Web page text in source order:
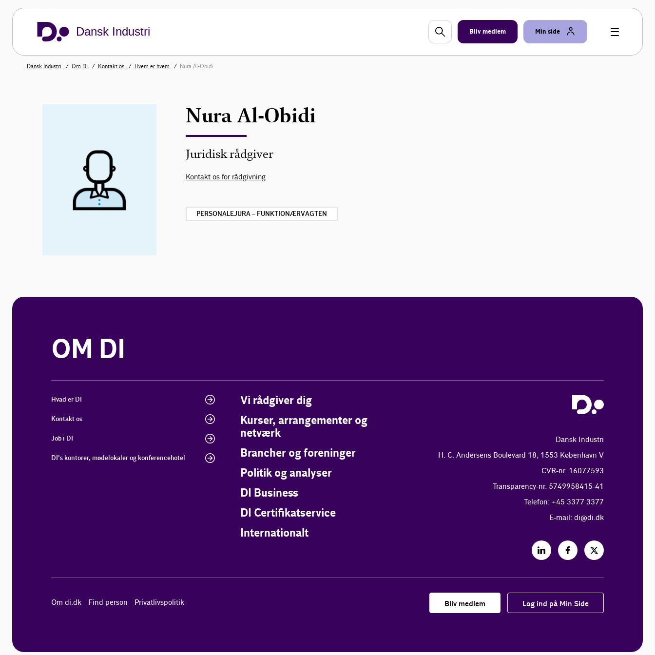
Dansk Industri Bliv medlem Min side
Dansk Industri Om DI Kontakt os Hvem er hvem Nura Al-Obidi
Nura Al-Obidi
Juridisk rådgiver
Kontakt os for rådgivning
PERSONALEJURA – FUNKTIONÆRVAGTEN
OM DI
Hvad er DI
Kontakt os
Job i DI
DI's kontorer, mødelokaler og konferencehotel
Vi rådgiver dig
Kurser, arrangementer og
netværk
Brancher og foreninger
Politik og analyser
DI Business
DI Certifikatservice
Internationalt
Dansk Industri
H. C. Andersens Boulevard 18, 1553 København V
CVR-nr. 16077593
Transparency-nr. 5749958415-41
Telefon: +45 3377 3377
E-mail: di@di.dk
Om di.dk Find person Privatlivspolitik Bliv medlem Log ind på Min Side